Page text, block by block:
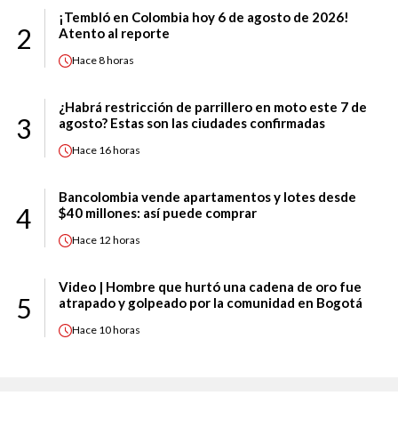
2
¡Tembló en Colombia hoy 6 de agosto de 2026!
Atento al reporte
Hace8 horas
3
¿Habrá restricción de parrillero en moto este 7 de
agosto? Estas son las ciudades confirmadas
Hace 16 horas
4
Bancolombia vende apartamentos y lotes desde
$40 millones: así puede comprar
Hace 12 horas
5
Video | Hombre que hurtó una cadena de oro fue
atrapado y golpeado por la comunidad en Bogotá
Hace 10 horas